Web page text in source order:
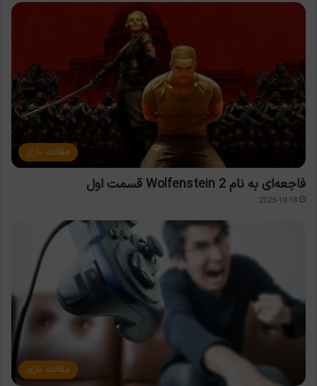
مقالات بازی
فاجعه‌ای به نام Wolfenstein 2 قسمت اول
2025-10-18
مقالات بازی